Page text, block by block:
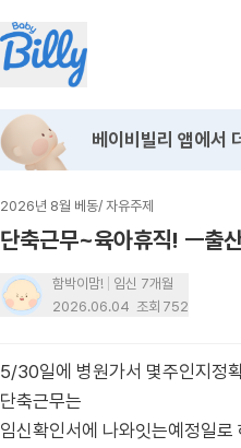
베이비빌리 앱에서
2026년 8월 베동/ 자유주제
단축근무~육아휴직! ㅡ출
함박이맘!
임신 7개월
2026.06.04 조회 752
5/30일에 병원가서 몇주인지정
단축근무는
임신확인서에 나와잇는예정일